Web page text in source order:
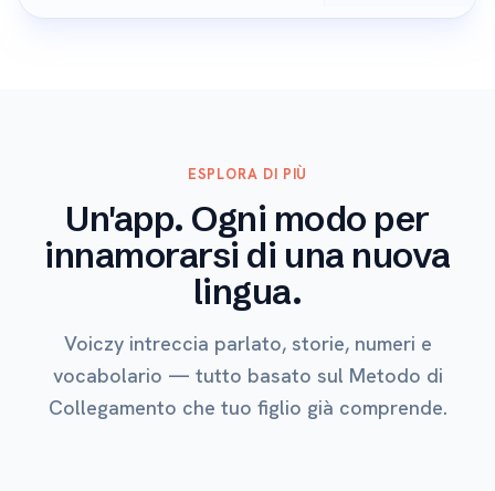
ESPLORA DI PIÙ
Un'app. Ogni modo per
innamorarsi di una nuova
lingua.
Voiczy intreccia parlato, storie, numeri e
vocabolario — tutto basato sul Metodo di
Collegamento che tuo figlio già comprende.